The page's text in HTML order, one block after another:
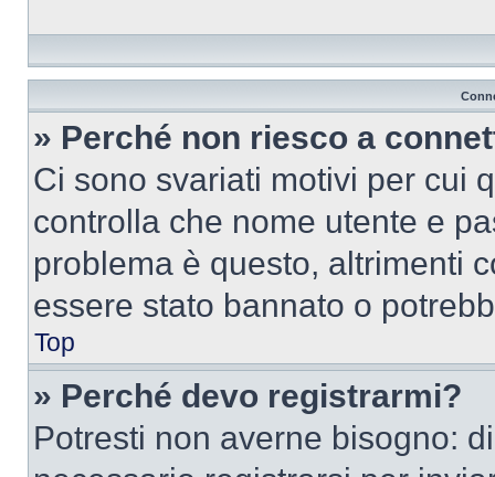
» Perché non riesco a
Ci sono svariati motivi per cui
controlla che nome utente e
problema è questo, altrimenti
essere stato bannato o
Top
» Perché devo registrarmi?
Potresti non averne bisogno: